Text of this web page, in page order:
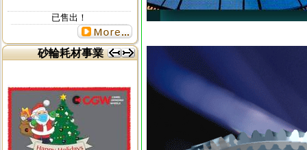
已售出！
更多...
砂輪耗材事業